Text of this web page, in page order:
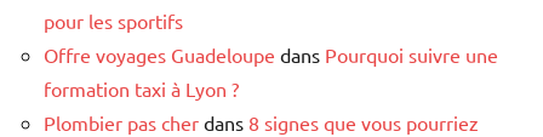
pour les sportifs
Offre voyages Guadeloupe dans Pourquoi suivre une
formation taxi à Lyon ?
Plombier pas cher dans 8 signes que vous pourriez